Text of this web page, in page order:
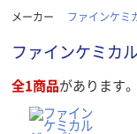
メーカー ファインケミ
ファインケミカ
全1商品があります。